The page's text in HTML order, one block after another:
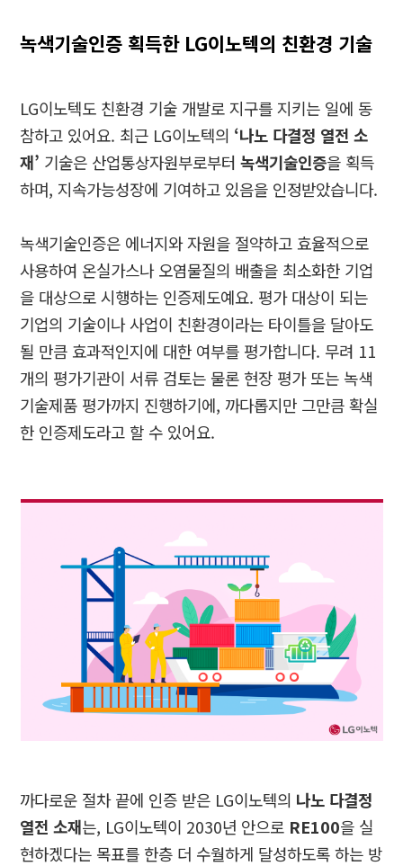
녹색기술인증 획득한 LG이노텍의 친환경 기술
LG이노텍도 친환경 기술 개발로 지구를 지키는 일에 동
참하고 있어요. 최근 LG이노텍의 ‘나노 다결정 열전 소
재’ 기술은 산업통상자원부로부터녹색기술인증을 획득
하며,지속가능성장에 기여하고 있음을 인정받았습니다.
녹색기술인증은 에너지와 자원을 절약하고 효율적으로
사용하여 온실가스나 오염물질의 배출을 최소화한 기업
을 대상으로 시행하는 인증제도예요. 평가 대상이 되는
기업의 기술이나 사업이 친환경이라는 타이틀을 달아도
될 만큼 효과적인지에 대한 여부를 평가합니다. 무려 11
개의 평가기관이 서류 검토는 물론 현장 평가 또는 녹색
기술제품 평가까지 진행하기에, 까다롭지만 그만큼 확실
한 인증제도라고 할 수 있어요.
까다로운 절차 끝에 인증 받은 LG이노텍의 나노 다결정
열전 소재는, LG이노텍이 2030년 안으로 RE100을 실
현하겠다는 목표를 한층 더 수월하게 달성하도록 하는 방